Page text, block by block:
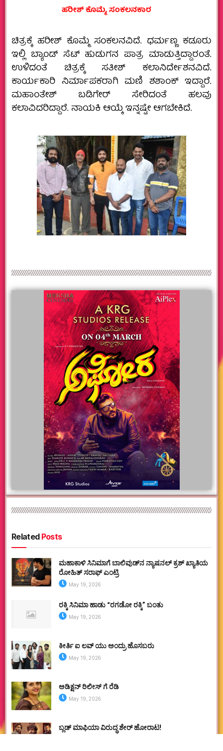
ಹರೀಶ್‌ ಕೊಮ್ಮೆ, ಸಂಕಲನಕಾರ
ಚಿತ್ರಕ್ಕೆ ಹರೀಶ್‌ ಕೊಮ್ಮೆ ಸಂಕಲನವಿದೆ. ಧರ್ಮಣ್ಣ ಕಡೂರು
ಇಲ್ಲಿ ಬ್ಯಾಂಡ್‌ ಸೆಟ್‌ ಹುಡುಗನ ಪಾತ್ರ ಮಾಡುತ್ತಿದ್ದಾರಂತೆ.
ಉಳಿದಂತೆ ಚಿತ್ರಕ್ಕೆ ಸತೀಶ್‌ ಕಲಾನಿರ್ದೇಶನವಿದೆ.
ಕಾರ್ಯಕಾರಿ ನಿರ್ಮಾಪಕರಾಗಿ ಮಣಿ ಶಶಾಂಕ್‌ ಇದ್ದಾರೆ.
ಮಹಾಂತೇಶ್‌ ಬಡಿಗೇರ್‌ ಸೇರಿದಂತೆ ಹಲವು
ಕಲಾವಿದರಿದ್ದಾರೆ. ನಾಯಕಿ ಆಯ್ಕೆ ಇನ್ನಷ್ಟೇ ಆಗಬೇಕಿದೆ.
RelatedPosts
ಮಹಾಕಾಳಿ ಸಿನಿಮಾಗೆ ಬಾಲಿವುಡ್‌ನ ನ್ಯಾಷನಲ್ ಕ್ರಶ್ ಖ್ಯಾತಿಯ
ರೋಹಿತ್ ಸರಾಫ್ ಎಂಟ್ರಿ
May 19, 2026
ರಕ್ಕಿ ಸಿನಿಮಾ ಹಾಡು “ರಗಡೋ ರಕ್ಕಿ” ಬಂತು
May 19, 2026
ಕೀರ್ತಿ ಐ ಲವ್ ಯು ಅಂದ್ರು ಹೊಸಬರು
May 19, 2026
ಅಡಿಕ್ಷನ್ ರಿಲೀಸ್ ಗೆ ರೆಡಿ
May 19, 2026
ಬ್ಲಡ್ ಮಾಫಿಯಾ ವಿರುದ್ಧ ಶೇರ್ ಹೋರಾಟ!